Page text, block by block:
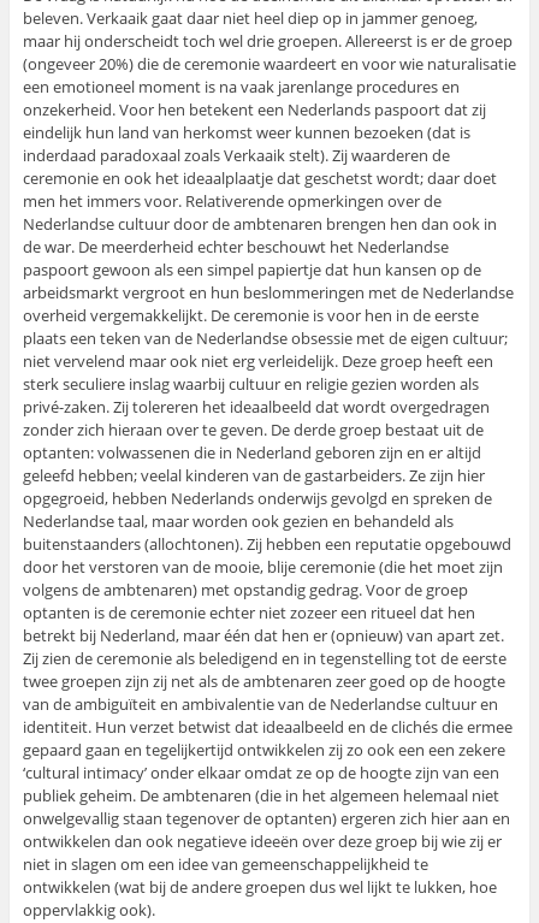
beleven. Verkaaik gaat daar niet heel diep op in jammer genoeg,
maar hij onderscheidt toch wel drie groepen. Allereerst is er de groep
(ongeveer 20%) die de ceremonie waardeert en voor wie naturalisatie
een emotioneel moment is na vaak jarenlange procedures en
onzekerheid. Voor hen betekent een Nederlands paspoort dat zij
eindelijk hun land van herkomst weer kunnen bezoeken (dat is
inderdaad paradoxaal zoals Verkaaik stelt). Zij waarderen de
ceremonie en ook het ideaalplaatje dat geschetst wordt; daar doet
men het immers voor. Relativerende opmerkingen over de
Nederlandse cultuur door de ambtenaren brengen hen dan ook in
de war. De meerderheid echter beschouwt het Nederlandse
paspoort gewoon als een simpel papiertje dat hun kansen op de
arbeidsmarkt vergroot en hun beslommeringen met de Nederlandse
overheid vergemakkelijkt. De ceremonie is voor hen in de eerste
plaats een teken van de Nederlandse obsessie met de eigen cultuur;
niet vervelend maar ook niet erg verleidelijk. Deze groep heeft een
sterk seculiere inslag waarbij cultuur en religie gezien worden als
privé-zaken. Zij tolereren het ideaalbeeld dat wordt overgedragen
zonder zich hieraan over te geven. De derde groep bestaat uit de
optanten: volwassenen die in Nederland geboren zijn en er altijd
geleefd hebben; veelal kinderen van de gastarbeiders. Ze zijn hier
opgegroeid, hebben Nederlands onderwijs gevolgd en spreken de
Nederlandse taal, maar worden ook gezien en behandeld als
buitenstaanders (allochtonen). Zij hebben een reputatie opgebouwd
door het verstoren van de mooie, blije ceremonie (die het moet zijn
volgens de ambtenaren) met opstandig gedrag. Voor de groep
optanten is de ceremonie echter niet zozeer een ritueel dat hen
betrekt bij Nederland, maar één dat hen er (opnieuw) van apart zet.
Zij zien de ceremonie als beledigend en in tegenstelling tot de eerste
twee groepen zijn zij net als de ambtenaren zeer goed op de hoogte
van de ambiguïteit en ambivalentie van de Nederlandse cultuur en
identiteit. Hun verzet betwist dat ideaalbeeld en de clichés die ermee
gepaard gaan en tegelijkertijd ontwikkelen zij zo ook een een zekere
‘cultural intimacy’ onder elkaar omdat ze op de hoogte zijn van een
publiek geheim. De ambtenaren (die in het algemeen helemaal niet
onwelgevallig staan tegenover de optanten) ergeren zich hier aan en
ontwikkelen dan ook negatieve ideeën over deze groep bij wie zij er
niet in slagen om een idee van gemeenschappelijkheid te
ontwikkelen (wat bij de andere groepen dus wel lijkt te lukken, hoe
oppervlakkig ook).